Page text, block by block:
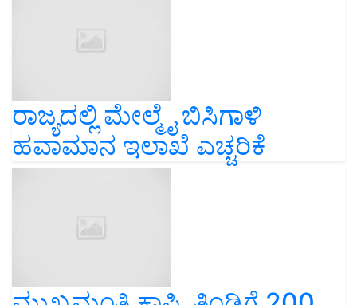
ರಾಜ್ಯದಲ್ಲಿ ಮೇಲ್ಮೈ ಬಿಸಿಗಾಳಿ
ಹವಾಮಾನ ಇಲಾಖೆ ಎಚ್ಚರಿಕೆ